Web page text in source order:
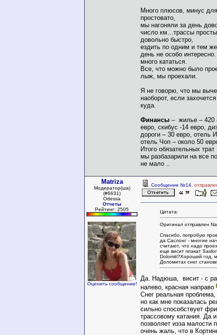
Много плюсов, минус
простовато,
мы нагоняли за день
число км…трассы
довольно быстро,
ездить по одним и тем
день не особо
много кататься.
Все, что можно было
лыж, мы проехали.
Я не говорю, что мы
наоборот, если
куда.
Финансы – жилье – 420
евро, скибус -14 евро,
дороги – 30 евро, отель
отель Чоп – около 50
Итого обязательных
мы разбазарили на все
не мало ..
Matriza
Модератор(ша)
(#6631)
Odessa
Отчеты
Рейтинг: 2505
Оценить сообщение!
Сообщение №14 ,
Цитата:
Оригинал отправлен
Спасибо, попробую
да Саслонг - многие
считают, что надо
еще висит плакат
Dolomiti?Хороший год,
Доломитах снег
Да. Надюша, висит - с
налево, красная направо
Снег реальная
но как мне показалась
сильно способствует
трассовому катания. Да
позволяет изза малости
очень жаль, что в